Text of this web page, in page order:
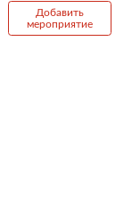
Добавить
мероприятие